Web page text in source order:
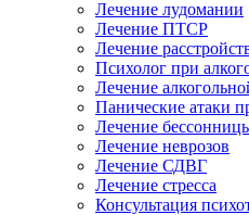
Лечение лудомании
Лечение ПТСР
Лечение
Психолог при
Лечение
Панические атаки
Лечение
Лечение неврозов
Лечение СДВГ
Лечение стресса
Консультация